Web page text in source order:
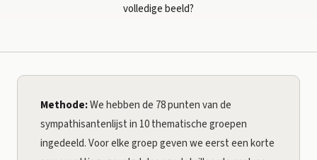
volledige beeld?
Methode:We hebben de 78 punten van de
sympathisantenlijst in 10 thematische groepen
ingedeeld. Voor elke groep geven we eerst een korte